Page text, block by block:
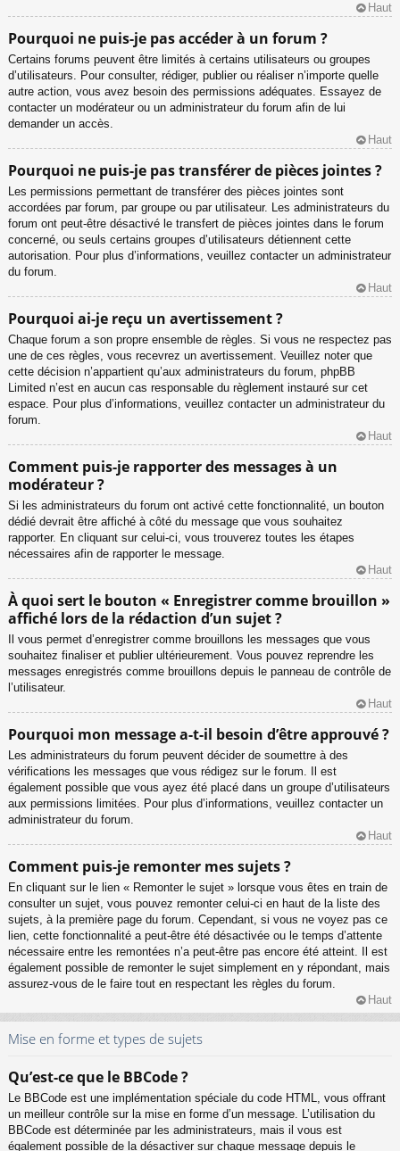
Haut
Pourquoi ne puis-je pas accéder à un forum ?
Certains forums peuvent être limités à certains utilisateurs ou groupes
d’utilisateurs. Pour consulter, rédiger, publier ou réaliser n’importe quelle
autre action, vous avez besoin des permissions adéquates. Essayez de
contacter un modérateur ou un administrateur du forum afin de lui
demander un accès.
Haut
Pourquoi ne puis-je pas transférer de pièces jointes ?
Les permissions permettant de transférer des pièces jointes sont
accordées par forum, par groupe ou par utilisateur. Les administrateurs du
forum ont peut-être désactivé le transfert de pièces jointes dans le forum
concerné, ou seuls certains groupes d’utilisateurs détiennent cette
autorisation. Pour plus d’informations, veuillez contacter un administrateur
du forum.
Haut
Pourquoi ai-je reçu un avertissement ?
Chaque forum a son propre ensemble de règles. Si vous ne respectez pas
une de ces règles, vous recevrez un avertissement. Veuillez noter que
cette décision n’appartient qu’aux administrateurs du forum, phpBB
Limited n’est en aucun cas responsable du règlement instauré sur cet
espace. Pour plus d’informations, veuillez contacter un administrateur du
forum.
Haut
Comment puis-je rapporter des messages à un
modérateur ?
Si les administrateurs du forum ont activé cette fonctionnalité, un bouton
dédié devrait être affiché à côté du message que vous souhaitez
rapporter. En cliquant sur celui-ci, vous trouverez toutes les étapes
nécessaires afin de rapporter le message.
Haut
À quoi sert le bouton « Enregistrer comme brouillon »
affiché lors de la rédaction d’un sujet ?
Il vous permet d’enregistrer comme brouillons les messages que vous
souhaitez finaliser et publier ultérieurement. Vous pouvez reprendre les
messages enregistrés comme brouillons depuis le panneau de contrôle de
l’utilisateur.
Haut
Pourquoi mon message a-t-il besoin d’être approuvé ?
Les administrateurs du forum peuvent décider de soumettre à des
vérifications les messages que vous rédigez sur le forum. Il est
également possible que vous ayez été placé dans un groupe d’utilisateurs
aux permissions limitées. Pour plus d’informations, veuillez contacter un
administrateur du forum.
Haut
Comment puis-je remonter mes sujets ?
En cliquant sur le lien « Remonter le sujet » lorsque vous êtes en train de
consulter un sujet, vous pouvez remonter celui-ci en haut de la liste des
sujets, à la première page du forum. Cependant, si vous ne voyez pas ce
lien, cette fonctionnalité a peut-être été désactivée ou le temps d’attente
nécessaire entre les remontées n’a peut-être pas encore été atteint. Il est
également possible de remonter le sujet simplement en y répondant, mais
assurez-vous de le faire tout en respectant les règles du forum.
Haut
Mise en forme et types de sujets
Qu’est-ce que le BBCode ?
Le BBCode est une implémentation spéciale du code HTML, vous offrant
un meilleur contrôle sur la mise en forme d’un message. L’utilisation du
BBCode est déterminée par les administrateurs, mais il vous est
également possible de la désactiver sur chaque message depuis le